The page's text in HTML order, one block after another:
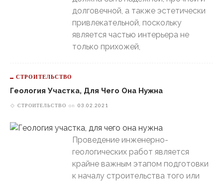
долговечной, а также эстетически
привлекательной, поскольку
является частью интерьера не
только прихожей,
СТРОИТЕЛЬСТВО
Геология Участка, Для Чего Она Нужна
СТРОИТЕЛЬСТВО on 03.02.2021
Проведение инженерно-
геологических работ является
крайне важным этапом подготовки
к началу строительства того или